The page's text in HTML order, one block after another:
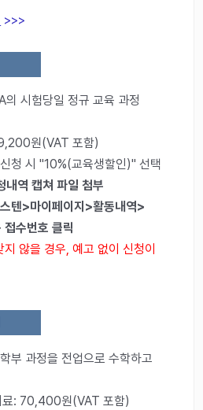
>>>
시험당일 정규 교육 과정
원(VAT 포함)
청 시 "10%(교육생할인)" 선택
내역 캡쳐 파일 첨부
스텐>마이페이지>활동내역>
수번호 클릭
않을 경우, 예고 없이 신청이
부 과정을 전업으로 수학하고
료: 70,400원(VAT 포함)